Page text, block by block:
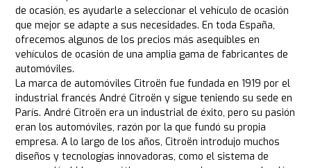
de ocasión, es ayudarle a seleccionar el vehículo de ocasión
que mejor se adapte a sus necesidades. En toda España,
ofrecemos algunos de los precios más asequibles en
vehículos de ocasión de una amplia gama de fabricantes de
automóviles.
La marca de automóviles Citroën fue fundada en 1919 por el
industrial francés André Citroën y sigue teniendo su sede en
París. André Citroën era un industrial de éxito, pero su pasión
eran los automóviles, razón por la que fundó su propia
empresa. A lo largo de los años, Citroën introdujo muchos
diseños y tecnologías innovadoras, como el sistema de